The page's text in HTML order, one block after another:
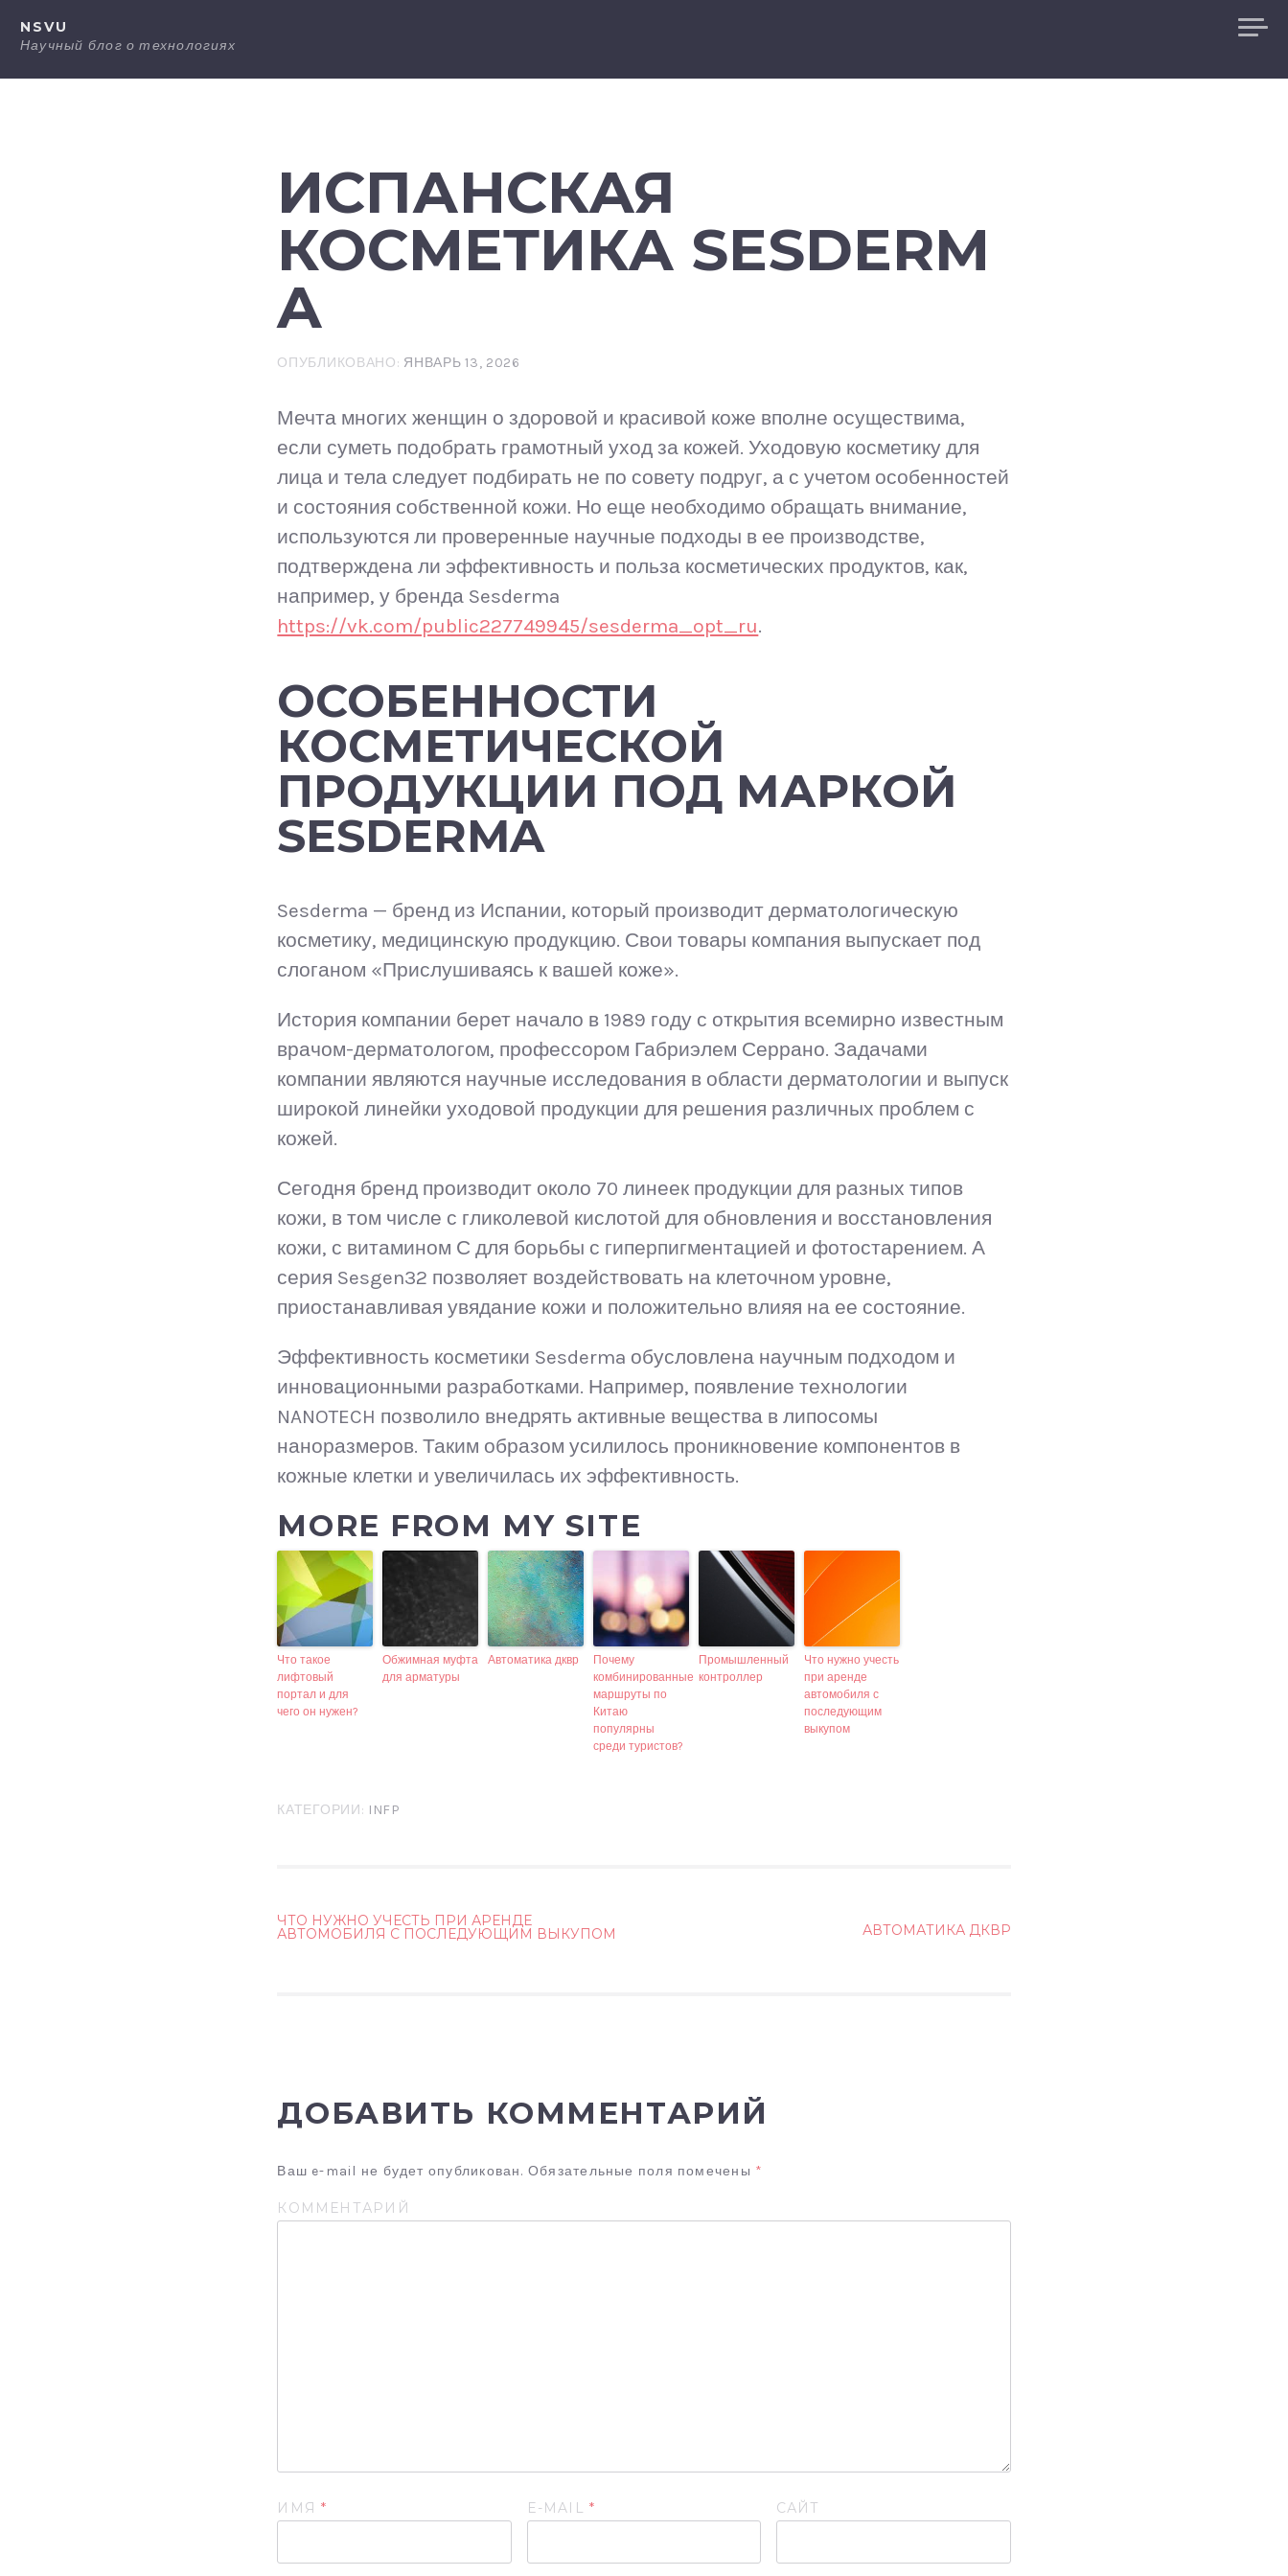
содержанию
NSVU
Научный блог о технологиях
ИСПАНСКАЯ
КОСМЕТИКА SESDERM
A
ОПУБЛИКОВАНО: ЯНВАРЬ 13, 2026
Мечта многих женщин о здоровой и красивой коже вполне осуществима,
если суметь подобрать грамотный уход за кожей. Уходовую косметику для
лица и тела следует подбирать не по совету подруг, а с учетом особенностей
и состояния собственной кожи. Но еще необходимо обращать внимание,
используются ли проверенные научные подходы в ее производстве,
подтверждена ли эффективность и польза косметических продуктов, как,
например, у бренда Sesderma
https://vk.com/public227749945/sesderma_opt_ru.
ОСОБЕННОСТИ
КОСМЕТИЧЕСКОЙ
ПРОДУКЦИИ ПОД МАРКОЙ
SESDERMA
Sesderma — бренд из Испании, который производит дерматологическую
косметику, медицинскую продукцию. Свои товары компания выпускает под
слоганом «Прислушиваясь к вашей коже».
История компании берет начало в 1989 году с открытия всемирно известным
врачом-дерматологом, профессором Габриэлем Серрано. Задачами
компании являются научные исследования в области дерматологии и выпуск
широкой линейки уходовой продукции для решения различных проблем с
кожей.
Сегодня бренд производит около 70 линеек продукции для разных типов
кожи, в том числе с гликолевой кислотой для обновления и восстановления
кожи, с витамином С для борьбы с гиперпигментацией и фотостарением. А
серия Sesgen32 позволяет воздействовать на клеточном уровне,
приостанавливая увядание кожи и положительно влияя на ее состояние.
Эффективность косметики Sesderma обусловлена научным подходом и
инновационными разработками. Например, появление технологии
NANOTECH позволило внедрять активные вещества в липосомы
наноразмеров. Таким образом усилилось проникновение компонентов в
кожные клетки и увеличилась их эффективность.
MORE FROM MY SITE
Что такое
лифтовый
портал и для
чего он нужен?
Обжимная муфта
для арматуры
Автоматика дквр
Почему
комбинированные
маршруты по
Китаю
популярны
среди туристов?
Промышленный
контроллер
Что нужно учесть
при аренде
автомобиля с
последующим
выкупом
КАТЕГОРИИ: INFP
ЧТО НУЖНО УЧЕСТЬ ПРИ АРЕНДЕ
АВТОМОБИЛЯ С ПОСЛЕДУЮЩИМ ВЫКУПОМ АВТОМАТИКА ДКВР
ДОБАВИТЬ КОММЕНТАРИЙ
Ваш e-mail не будет опубликован. Обязательные поля помечены *
КОММЕНТАРИЙ
ИМЯ* E-MAIL* САЙТ